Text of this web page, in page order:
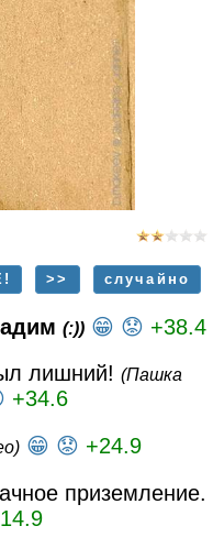
>> случайно
(:)) 😁 😟 +38.4
лишний! (Пашка
+34.6
😁 😟 +24.9
приземление.